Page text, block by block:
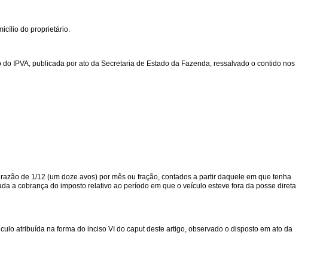
do proprietário.
IPVA, publicada por ato da Secretaria de Estado da Fazenda, ressalvado o contido nos
de 1/12 (um doze avos) por mês ou fração, contados a partir daquele em que tenha
a cobrança do imposto relativo ao período em que o veículo esteve fora da posse direta
atribuída na forma do inciso VI do caput deste artigo, observado o disposto em ato da